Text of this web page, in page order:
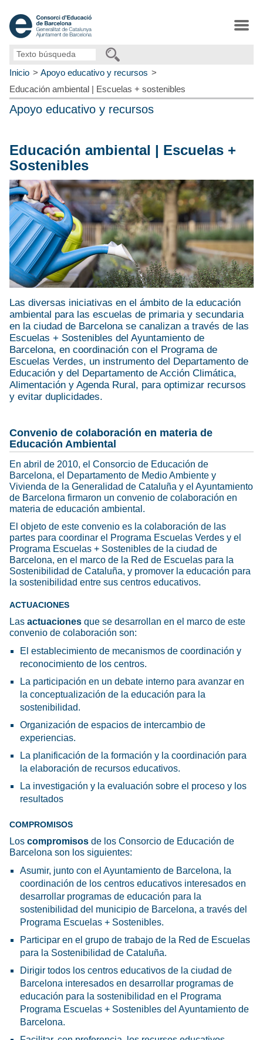
Texto
Inicio
Apoyo educativo y recursos
Educación ambiental | Escuelas + sostenibles
Apoyo educativo y recursos
Educación ambiental | Escuelas +
Sostenibles
Las diversas iniciativas en el ámbito de la educación
ambiental para las escuelas de primaria y secundaria
en la ciudad de Barcelona se canalizan a través de las
Escuelas + Sostenibles del Ayuntamiento de
Barcelona, en coordinación con el Programa de
Escuelas Verdes, un instrumento del Departamento de
Educación y del Departamento de Acción Climática,
Alimentación y Agenda Rural, para optimizar recursos
y evitar duplicidades.
Convenio de colaboración en materia de
Educación Ambiental
En abril de 2010, el Consorcio de Educación de
Barcelona, el Departamento de Medio Ambiente y
Vivienda de la Generalidad de Cataluña y el Ayuntamiento
de Barcelona firmaron un convenio de colaboración en
materia de educación ambiental.
El objeto de este convenio es la colaboración de las
partes para coordinar el Programa Escuelas Verdes y el
Programa Escuelas + Sostenibles de la ciudad de
Barcelona, en el marco de la Red de Escuelas para la
Sostenibilidad de Cataluña, y promover la educación para
la sostenibilidad entre sus centros educativos.
ACTUACIONES
Las actuaciones que se desarrollan en el marco de este
convenio de colaboración son:
El establecimiento de mecanismos de coordinación y
reconocimiento de los centros.
La participación en un debate interno para avanzar en
la conceptualización de la educación para la
sostenibilidad.
Organización de espacios de intercambio de
experiencias.
La planificación de la formación y la coordinación para
la elaboración de recursos educativos.
La investigación y la evaluación sobre el proceso y los
resultados
COMPROMISOS
Los compromisos de los Consorcio de Educación de
Barcelona son los siguientes:
Asumir, junto con el Ayuntamiento de Barcelona, la
coordinación de los centros educativos interesados en
desarrollar programas de educación para la
sostenibilidad del municipio de Barcelona, a través del
Programa Escuelas + Sostenibles.
Participar en el grupo de trabajo de la Red de Escuelas
para la Sostenibilidad de Cataluña.
Dirigir todos los centros educativos de la ciudad de
Barcelona interesados en desarrollar programas de
educación para la sostenibilidad en el Programa
Programa Escuelas + Sostenibles del Ayuntamiento de
Barcelona.